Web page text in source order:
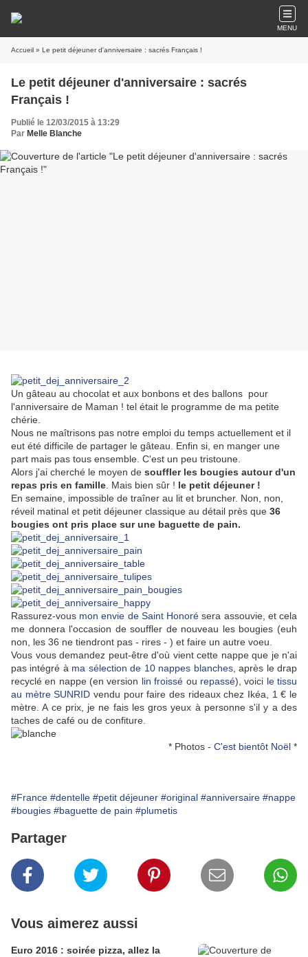
MENU
Accueil » Le petit déjeuner d'anniversaire : sacrés Français !
Le petit déjeuner d'anniversaire : sacrés
Français !
Publié le 12/03/2015 à 13:29
Par Melle Blanche
Un gâteau au chocolat et aux bonbons et des ballons pour
l'anniversaire de Maman ! tel était le programme de ma petite
chérie.
Nous ne maîtrisons pas notre emploi du temps actuellement et il
eut été difficile de partager le gâteau. Enfin si, en manger une
part mais pas tous ensemble. C'est un peu tristoune.
Alors j'ai cherché le moyen de souffler les bougies autour d'un
repas pris en famille . Mais bien sûr ! le petit déjeuner !
En semaine, impossible de traîner au lit et bruncher. Non, non,
réveil matinal et petit déjeuner classique au détail près que 36
bougies ont pris place sur une baguette de pain.
Rassurez-vous mon envie de Saint Honoré sera assouvie, et cela
me donnera l'occasion de souffler de nouveau les bougies (euh
non, les 36 ne tiendront pas - rires - ) et faire un autre voeu.
Vous vous demandez peut-être d'où vient cette nappe que je n'ai
pas intégré à ma sélection de 10 nappes blanches, après le drap
recyclé en nappe (en version lin froissé ou repassé), voici le tissu
au mètre SUNRID vendu pour faire des rideaux chez Ikéa, 1 € le
mètre. A ce prix, je ne fais les gros yeux à personne s'il y a des
taches de café ou de confiture.
* Photos - C'est bientôt Noël *
#France #dentelle #petit déjeuner #original #anniversaire #nappe
#bougies #baguette de pain #plumetis
Partager
Vous aimerez aussi
Euro 2016 : soirée pizza, allez la